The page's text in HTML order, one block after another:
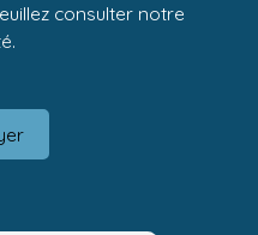
consulter notre
.